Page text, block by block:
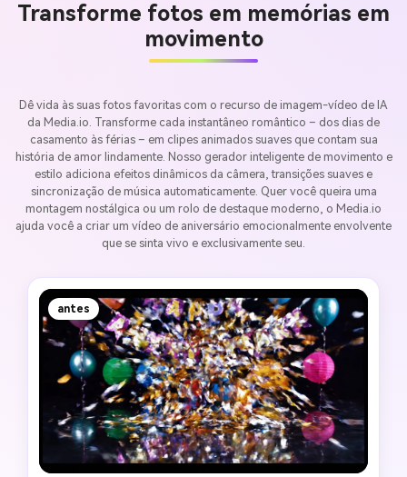
Transforme fotos em memórias em
movimento
Dê vida às suas fotos favoritas com o recurso de imagem-vídeo de IA
da Media.io. Transforme cada instantâneo romântico – dos dias de
casamento às férias – em clipes animados suaves que contam sua
história de amor lindamente. Nosso gerador inteligente de movimento e
estilo adiciona efeitos dinâmicos da câmera, transições suaves e
sincronização de música automaticamente. Quer você queira uma
montagem nostálgica ou um rolo de destaque moderno, o Media.io
ajuda você a criar um vídeo de aniversário emocionalmente envolvente
que se sinta vivo e exclusivamente seu.
antes